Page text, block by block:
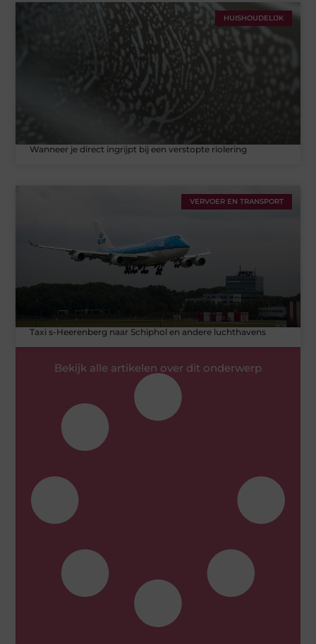
HUISHOUDELIJK
Wanneer je direct ingrijpt bij een verstopte riolering
VERVOER EN TRANSPORT
Taxi s-Heerenberg naar Schiphol en andere luchthavens
Bekijk alle artikelen over dit onderwerp